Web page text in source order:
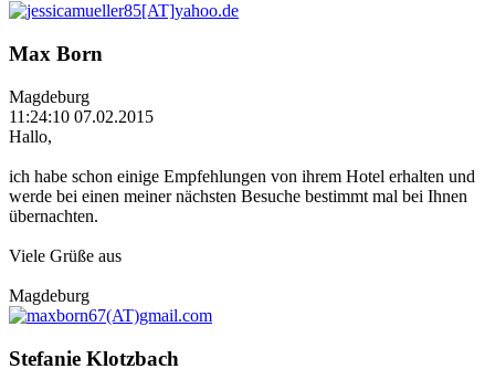
Max Born
Magdeburg
11:24:10 07.02.2015
Hallo,
ich habe schon einige Empfehlungen von ihrem Hotel erhalten und
werde bei einen meiner nächsten Besuche bestimmt mal bei Ihnen
übernachten.
Viele Grüße aus
Magdeburg
Stefanie Klotzbach